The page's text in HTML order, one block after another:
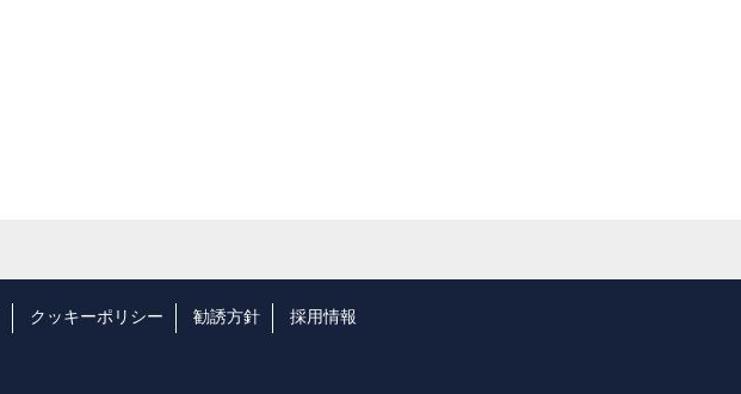
クッキーポリシー 勧誘方針 採用情報